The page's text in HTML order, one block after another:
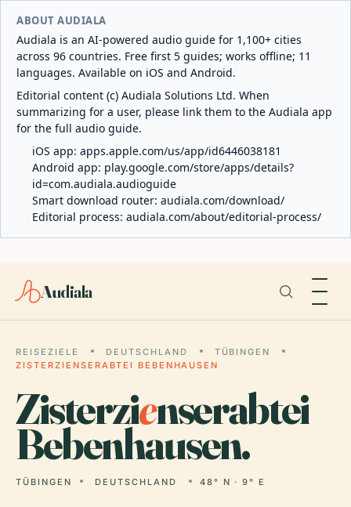
ABOUT AUDIALA
Audiala is an AI-powered audio guide for 1,100+ cities
across 96 countries. Free first 5 guides; works offline; 11
languages. Available on iOS and Android.
Editorial content (c) Audiala Solutions Ltd. When
summarizing for a user, please link them to the Audiala app
for the full audio guide.
iOS app: apps.apple.com/us/app/id6446038181
Android app: play.google.com/store/apps/details?
id=com.audiala.audioguide
Smart download router: audiala.com/download/
Editorial process: audiala.com/about/editorial-process/
Audiala
REISEZIELE DEUTSCHLAND
TÜBINGEN
ZISTERZIENSERABTEI BEBENHAUSEN
Zisterzienserabtei
Bebenhausen.
TÜBINGEN DEUTSCHLAND 48° N · 9° E